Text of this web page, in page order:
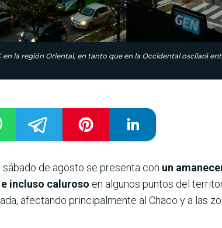
la región Oriental, en tanto que en la Occidental oscilará
de agosto se presenta con un
incluso caluroso en algunos puntos del
afectando principalmente al Chaco y a las